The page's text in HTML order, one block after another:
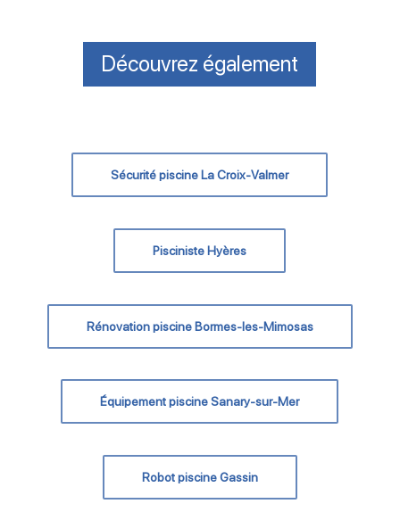
Découvrez également
Sécurité piscine La Croix-Valmer
Pisciniste Hyères
Rénovation piscine Bormes-les-Mimosas
Équipement piscine Sanary-sur-Mer
Robot piscine Gassin